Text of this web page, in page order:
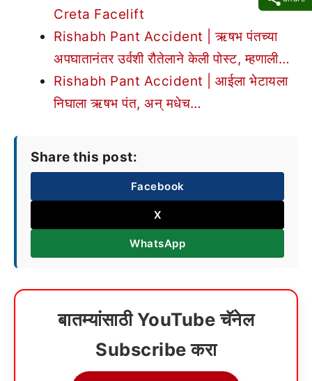
Creta Facelift
Rishabh Pant Accident | ऋषभ पंतच्या
अपघातानंतर उर्वशी रौतेलाने केली पोस्ट, म्हणाली…
Rishabh Pant Accident | आईला भेटायला
निघाला ऋषभ पंत, अन् मधेच…
Share this post:
Facebook
X
WhatsApp
बातम्यांसाठी YouTube चॅनेल
Subscribe करा